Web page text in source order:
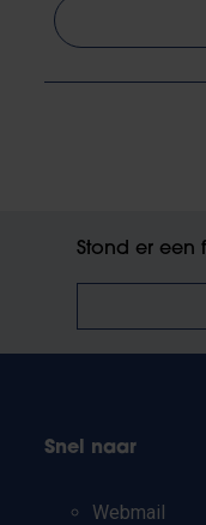
Stond er een
Snel naar
Webmail